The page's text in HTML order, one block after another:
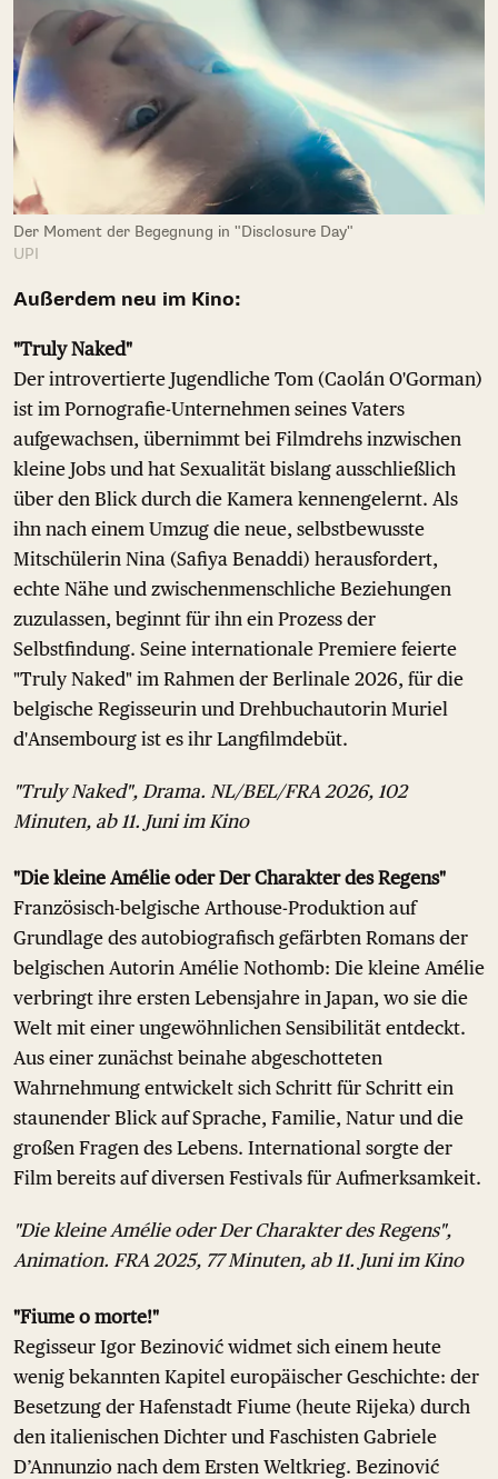
Der Moment der Begegnung in "Disclosure Day"
UPI
Außerdem neu im Kino:
"Truly Naked"
Der introvertierte Jugendliche Tom (Caolán O'Gorman)
ist im Pornografie-Unternehmen seines Vaters
aufgewachsen, übernimmt bei Filmdrehs inzwischen
kleine Jobs und hat Sexualität bislang ausschließlich
über den Blick durch die Kamera kennengelernt. Als
ihn nach einem Umzug die neue, selbstbewusste
Mitschülerin Nina (Safiya Benaddi) herausfordert,
echte Nähe und zwischenmenschliche Beziehungen
zuzulassen, beginnt für ihn ein Prozess der
Selbstfindung. Seine internationale Premiere feierte
"Truly Naked" im Rahmen der Berlinale 2026, für die
belgische Regisseurin und Drehbuchautorin Muriel
d'Ansembourg ist es ihr Langfilmdebüt.
"Truly Naked", Drama. NL/BEL/FRA 2026, 102
Minuten, ab 11. Juni im Kino
"Die kleine Amélie oder Der Charakter des Regens"
Französisch-belgische Arthouse-Produktion auf
Grundlage des autobiografisch gefärbten Romans der
belgischen Autorin Amélie Nothomb: Die kleine Amélie
verbringt ihre ersten Lebensjahre in Japan, wo sie die
Welt mit einer ungewöhnlichen Sensibilität entdeckt.
Aus einer zunächst beinahe abgeschotteten
Wahrnehmung entwickelt sich Schritt für Schritt ein
staunender Blick auf Sprache, Familie, Natur und die
großen Fragen des Lebens. International sorgte der
Film bereits auf diversen Festivals für Aufmerksamkeit.
"Die kleine Amélie oder Der Charakter des Regens",
Animation. FRA 2025, 77 Minuten, ab 11. Juni im Kino
"Fiume o morte!"
Regisseur Igor Bezinović widmet sich einem heute
wenig bekannten Kapitel europäischer Geschichte: der
Besetzung der Hafenstadt Fiume (heute Rijeka) durch
den italienischen Dichter und Faschisten Gabriele
D’Annunzio nach dem Ersten Weltkrieg. Bezinović